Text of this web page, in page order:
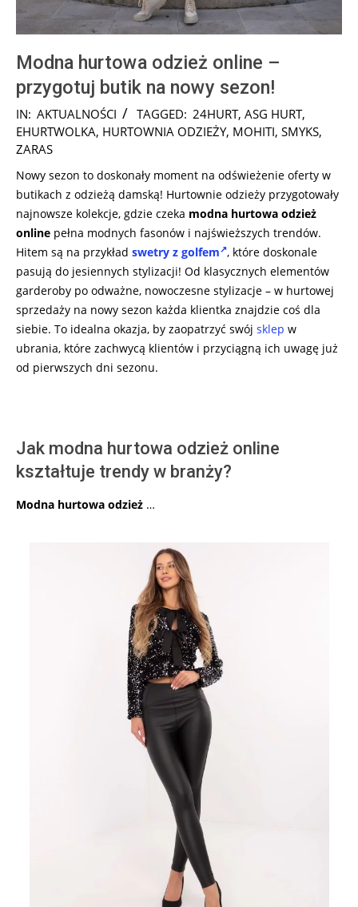
Modna hurtowa odzież online –
przygotuj butik na nowy sezon!
2024-
12-
17
IN: AKTUALNOŚCI TAGGED: 24HURT, ASG HURT,
EHURTWOLKA, HURTOWNIA ODZIEŻY, MOHITI, SMYKS,
ZARAS
Nowy sezon to doskonały moment na odświeżenie oferty w
butikach z odzieżą damską! Hurtownie odzieży przygotowały
najnowsze kolekcje, gdzie czeka modna hurtowa odzież
online pełna modnych fasonów i najświeższych trendów.
Hitem są na przykład swetry z golfem , które doskonale
pasują do jesiennych stylizacji! Od klasycznych elementów
garderoby po odważne, nowoczesne stylizacje – w hurtowej
sprzedaży na nowy sezon każda klientka znajdzie coś dla
siebie. To idealna okazja, by zaopatrzyć swój sklep w
ubrania, które zachwycą klientów i przyciągną ich uwagę już
od pierwszych dni sezonu.
Jak modna hurtowa odzież online
kształtuje trendy w branży?
Modna hurtowa odzież …